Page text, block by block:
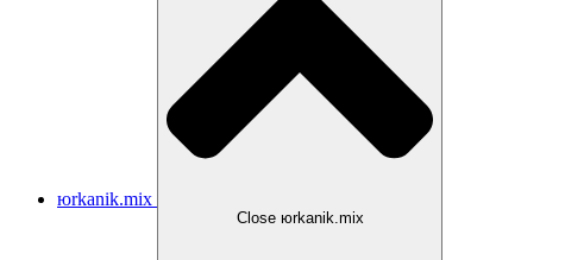
юrkanik.mix
Close юrkanik.mix